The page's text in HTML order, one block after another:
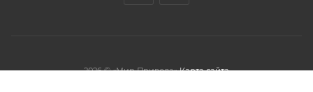
2026 © «Мир Привода» Карта сайта